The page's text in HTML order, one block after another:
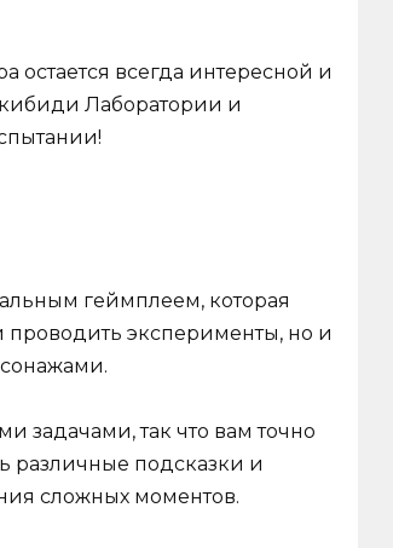
остается всегда интересной и
Лаборатории и
геймплеем, которая
проводить эксперименты, но и
задачами, так что вам точно
различные подсказки и
сложных моментов.